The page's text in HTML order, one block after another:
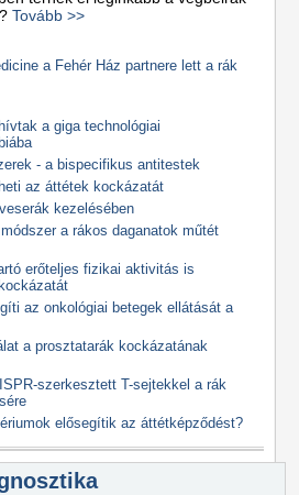
Tovább >>
a Fehér Ház partnere lett a rák
a giga technológiai
- a bispecifikus antitestek
az áttétek kockázatát
kezelésében
a rákos daganatok műtét
erőteljes fizikai aktivitás is
az onkológiai betegek ellátását a
a prosztatarák kockázatának
szerkesztett T-sejtekkel a rák
elősegítik az áttétképződést?